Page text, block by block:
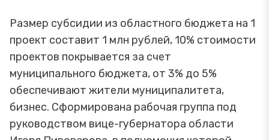
Размер субсидии из областного бюджета на 1
проект составит 1 млн рублей, 10% стоимости
проектов покрывается за счет
муниципального бюджета, от 3% до 5%
обеспечивают жители муниципалитета,
бизнес. Сформирована рабочая группа под
руководством вице-губернатора области